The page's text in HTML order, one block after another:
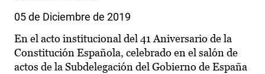
05 de Diciembre de 2019
En el acto institucional del 41 Aniversario de la
Constitución Española, celebrado en el salón de
actos de la Subdelegación del Gobierno de España